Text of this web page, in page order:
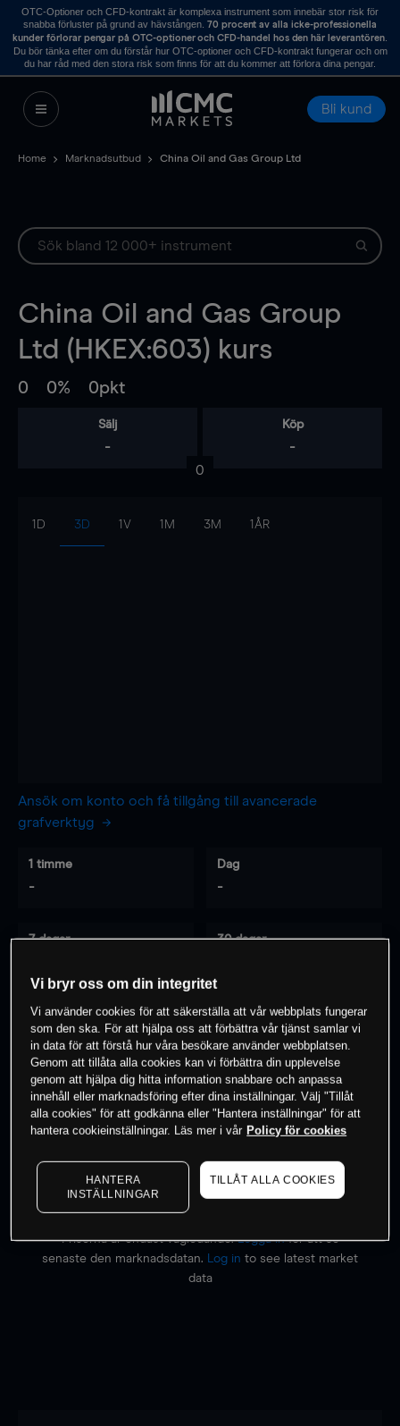
OTC-Optioner och CFD-kontrakt är komplexa instrument som innebär stor risk för
snabba förluster på grund av hävstången. 70 procent av alla icke-professionella
kunder förlorar pengar på OTC-optioner och CFD-handel hos den här leverantören.
Du bör tänka efter om du förstår hur OTC-optioner och CFD-kontrakt fungerar och om
du har råd med den stora risk som finns för att du kommer att förlora dina pengar.
Bli kund
Home Marknadsutbud China Oil and Gas Group Ltd
China Oil and Gas Group
Ltd (HKEX:603) kurs
0 0% 0pkt
Sälj
-
Köp
-
0
1D 3D 1V 1M 3M 1ÅR
Ansök om konto och få tillgång till avancerade
grafverktyg
1 timme
-
Dag
-
7 dagar 30 dagar
0% av kunderna har en position i detta
instrument
Börja handla
Priserna är endast vägledande.Logga inför att se
senaste den marknadsdatan.
Log in to see latest market
data
Vi bryr oss om din integritet
Vi använder cookies för att säkerställa att vår webbplats fungerar
som den ska. För att hjälpa oss att förbättra vår tjänst samlar vi
in data för att förstå hur våra besökare använder webbplatsen.
Genom att tillåta alla cookies kan vi förbättra din upplevelse
genom att hjälpa dig hitta information snabbare och anpassa
innehåll eller marknadsföring efter dina inställningar. Välj "Tillåt
alla cookies" för att godkänna eller "Hantera inställningar" för att
hantera cookieinställningar. Läs mer i vår Policy för cookies
HANTERA
INSTÄLLNINGAR
TILLÅT ALLA COOKIES